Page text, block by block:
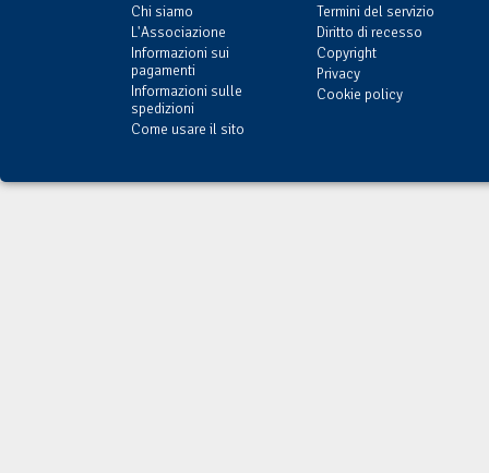
Chi siamo
L'Associazione
Informazioni sui
pagamenti
Informazioni sulle
spedizioni
Come usare il sito
Termini del servizio
Diritto di recesso
Copyright
Privacy
Cookie policy